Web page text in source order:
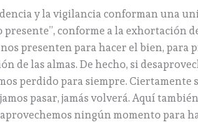
y la vigilancia conforman una
conforme a la exhortación
nos presenten para hacer el bien,
de las almas. De hecho, si
perdido para siempre.
pasar, jamás volverá. Aquí
ningún momento para